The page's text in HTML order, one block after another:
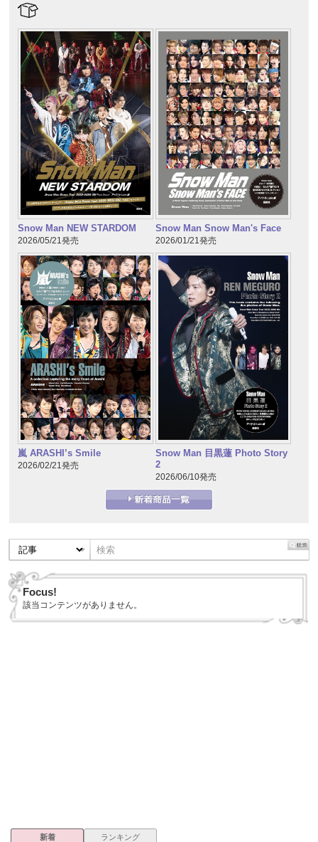
Snow Man NEW STARDOM
2026/05/21発売
Snow Man Snow Man's Face
2026/01/21発売
嵐 ARASHI’s Smile
2026/02/21発売
Snow Man 目黒蓮 Photo Story
2
2026/06/10発売
Focus!
該当コンテンツがありません。
新着 ランキング